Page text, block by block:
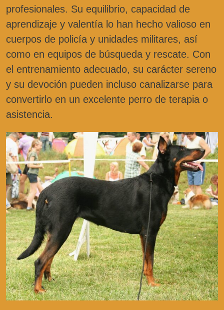
profesionales. Su equilibrio, capacidad de
aprendizaje y valentía lo han hecho valioso en
cuerpos de policía y unidades militares, así
como en equipos de búsqueda y rescate. Con
el entrenamiento adecuado, su carácter sereno
y su devoción pueden incluso canalizarse para
convertirlo en un excelente perro de terapia o
asistencia.